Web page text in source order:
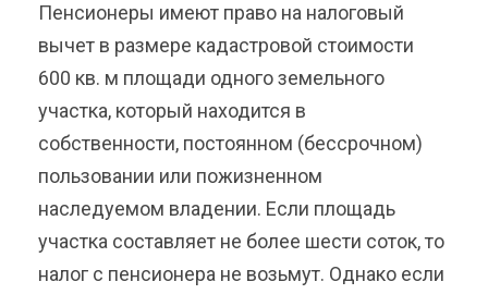
Пенсионеры имеют право на налоговый
вычет в размере кадастровой стоимости
600 кв. м площади одного земельного
участка, который находится в
собственности, постоянном (бессрочном)
пользовании или пожизненном
наследуемом владении. Если площадь
участка составляет не более шести соток, то
налог с пенсионера не возьмут. Однако если